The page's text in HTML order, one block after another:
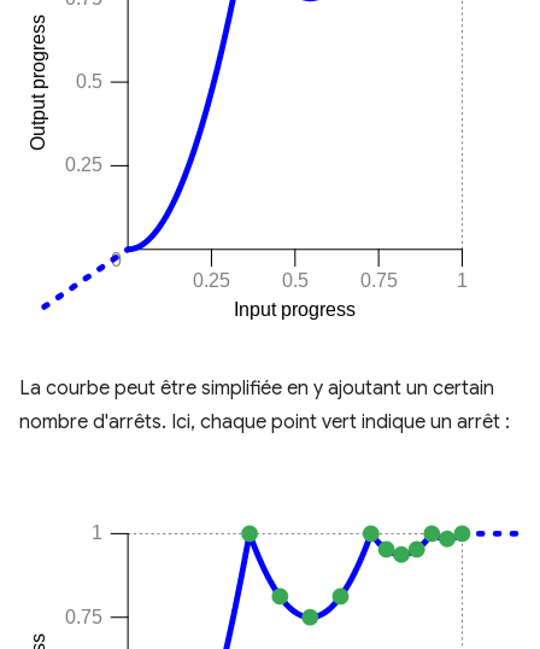
La courbe peut être simplifiée en y ajoutant un certain
nombre d'arrêts. Ici, chaque point vert indique un arrêt :